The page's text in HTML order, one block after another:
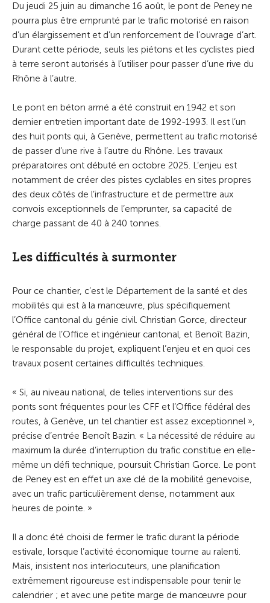
Du jeudi 25 juin au dimanche 16 août, le pont de Peney ne
pourra plus être emprunté par le trafic motorisé en raison
d’un élargissement et d’un renforcement de l’ouvrage d’art.
Durant cette période, seuls les piétons et les cyclistes pied
à terre seront autorisés à l’utiliser pour passer d’une rive du
Rhône à l’autre.
Le pont en béton armé a été construit en 1942 et son
dernier entretien important date de 1992-1993. Il est l’un
des huit ponts qui, à Genève, permettent au trafic motorisé
de passer d’une rive à l’autre du Rhône. Les travaux
préparatoires ont débuté en octobre 2025. L’enjeu est
notamment de créer des pistes cyclables en sites propres
des deux côtés de l’infrastructure et de permettre aux
convois exceptionnels de l’emprunter, sa capacité de
charge passant de 40 à 240 tonnes.
Les difficultés à surmonter
Pour ce chantier, c’est le Département de la santé et des
mobilités qui est à la manœuvre, plus spécifiquement
l’Office cantonal du génie civil. Christian Gorce, directeur
général de l’Office et ingénieur cantonal, et Benoît Bazin,
le responsable du projet, expliquent l’enjeu et en quoi ces
travaux posent certaines difficultés techniques.
« Si, au niveau national, de telles interventions sur des
ponts sont fréquentes pour les CFF et l’Office fédéral des
routes, à Genève, un tel chantier est assez exceptionnel »,
précise d’entrée Benoît Bazin. « La nécessité de réduire au
maximum la durée d’interruption du trafic constitue en elle-
même un défi technique, poursuit Christian Gorce. Le pont
de Peney est en effet un axe clé de la mobilité genevoise,
avec un trafic particulièrement dense, notamment aux
heures de pointe. »
Il a donc été choisi de fermer le trafic durant la période
estivale, lorsque l’activité économique tourne au ralenti.
Mais, insistent nos interlocuteurs, une planification
extrêmement rigoureuse est indispensable pour tenir le
calendrier ; et avec une petite marge de manœuvre pour